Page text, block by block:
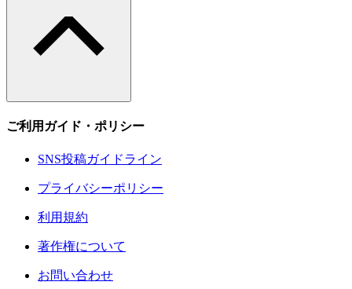
ご利用ガイド・ポリシー
SNS投稿ガイドライン
プライバシーポリシー
利用規約
著作権について
お問い合わせ